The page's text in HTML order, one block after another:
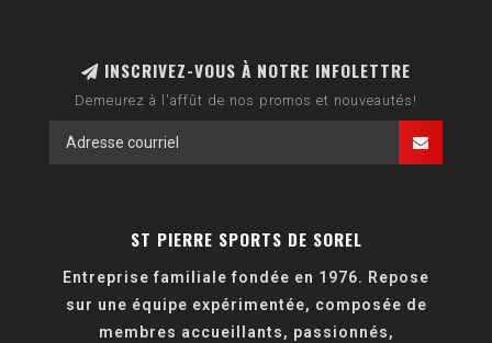
INSCRIVEZ-VOUS À NOTRE INFOLETTRE
Demeurez à l'affût de nos promos et nouveautés!
ST PIERRE SPORTS DE SOREL
Entreprise familiale fondée en 1976. Repose
sur une équipe expérimentée, composée de
membres accueillants, passionnés,